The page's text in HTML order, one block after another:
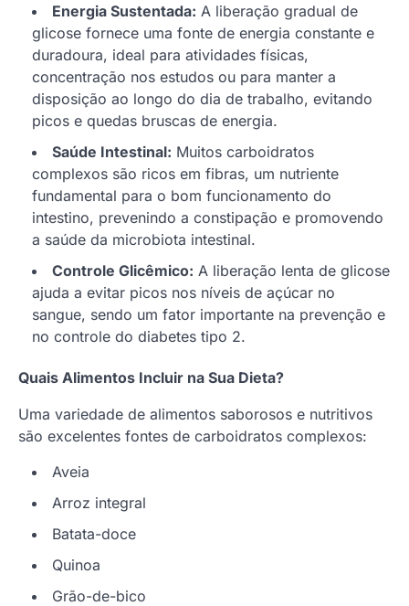
Energia Sustentada: A liberação gradual de
glicose fornece uma fonte de energia constante e
duradoura, ideal para atividades físicas,
concentração nos estudos ou para manter a
disposição ao longo do dia de trabalho, evitando
picos e quedas bruscas de energia.
Saúde Intestinal: Muitos carboidratos
complexos são ricos em fibras, um nutriente
fundamental para o bom funcionamento do
intestino, prevenindo a constipação e promovendo
a saúde da microbiota intestinal.
Controle Glicêmico: A liberação lenta de glicose
ajuda a evitar picos nos níveis de açúcar no
sangue, sendo um fator importante na prevenção e
no controle do diabetes tipo 2.
Quais Alimentos Incluir na Sua Dieta?
Uma variedade de alimentos saborosos e nutritivos
são excelentes fontes de carboidratos complexos:
Aveia
Arroz integral
Batata-doce
Quinoa
Grão-de-bico